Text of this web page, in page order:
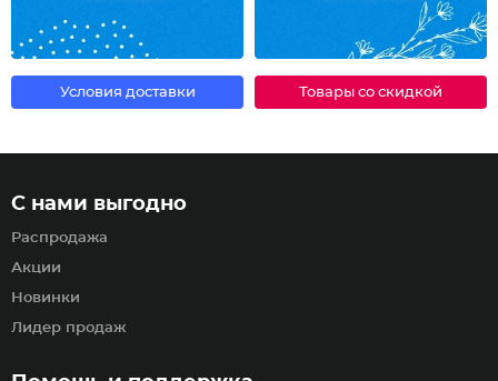
Условия доставки Товары со скидкой
С нами выгодно
Распродажа
Акции
Новинки
Лидер продаж